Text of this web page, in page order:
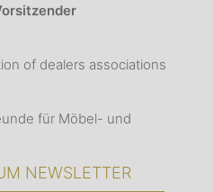
of dealers associations
für Möbel- und
NEWSLETTER